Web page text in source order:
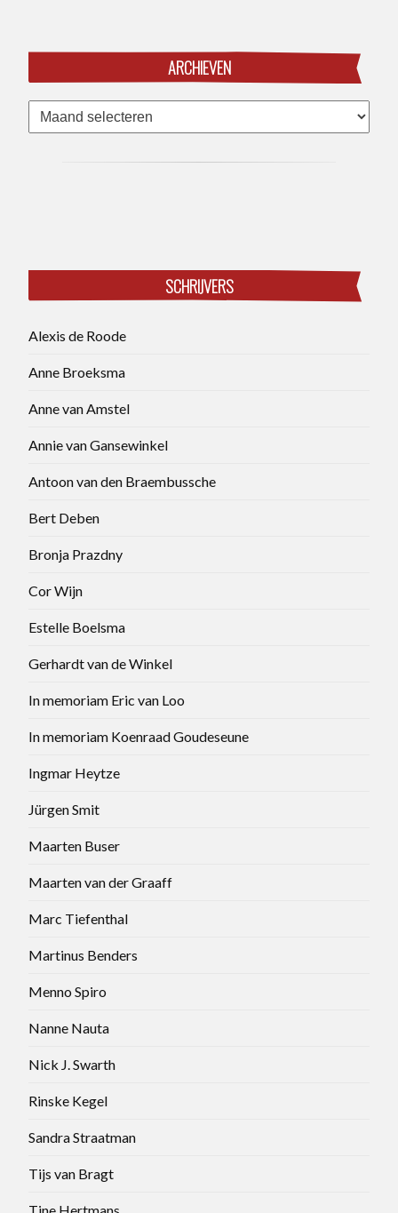
ARCHIEVEN
Archieven
SCHRIJVERS
Alexis de Roode
Anne Broeksma
Anne van Amstel
Annie van Gansewinkel
Antoon van den Braembussche
Bert Deben
Bronja Prazdny
Cor Wijn
Estelle Boelsma
Gerhardt van de Winkel
In memoriam Eric van Loo
In memoriam Koenraad Goudeseune
Ingmar Heytze
Jürgen Smit
Maarten Buser
Maarten van der Graaff
Marc Tiefenthal
Martinus Benders
Menno Spiro
Nanne Nauta
Nick J. Swarth
Rinske Kegel
Sandra Straatman
Tijs van Bragt